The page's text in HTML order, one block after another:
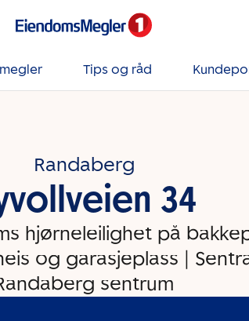
Tips og råd
Randaberg
34
hjørneleilighet på
og garasjeplass |
sentrum